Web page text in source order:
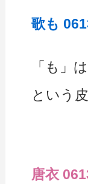
歌も
「も」
という皮
唐衣